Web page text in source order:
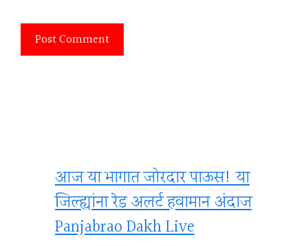
आज या भागात जोरदार पाऊस! या
जिल्ह्यांना रेड अलर्ट हवामान अंदाज
Panjabrao Dakh Live